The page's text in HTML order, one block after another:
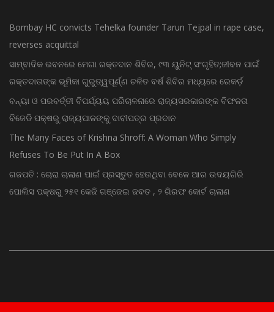
Bombay HC convicts Tehelka founder Tarun Tejpal in rape case,
reverses acquittal
ସାମ୍ବାଦିକ ଭବନରେ ମେଗା ରକ୍ତଦାନ ଶିବିର, ୯୩ ୟୁନିଟ୍ ସଂଗୃହିତ;ଜୀବନ ପାଇଁ
ରକ୍ତଦାତାଙ୍କ ଭୂମିକା ଗୁରୁତ୍ୱପୂର୍ଣ୍ଣ ଚଳିତ ବର୍ଷ ଶିବିର ମଧ୍ୟରେ ରେକର୍ଡ଼
ବନ୍ୟା ଓ ପରବର୍ତ୍ତୀ ବିପର୍ଯ୍ୟୟ ପରିଚାଳନାରେ ରାଜ୍ୟସରକାରଙ୍କ ବିଫଳତା
ବିଜେଡି ପକ୍ଷରୁ ରାଜ୍ୟପାଳଙ୍କୁ ଦାବୀପତ୍ର ପ୍ରଦାନ
The Many Faces of Krishna Shroff: A Woman Who Simply
Refuses To Be Put In A Box
ଗଜପତି : ଚୋରା ଚାଲାଣ ପାଇଁ ପ୍ରସ୍ତୁତ ହେଉଥିବା ବେଳେ ଆର ଉଦୟଗିରି
ପୋଲିସ ପକ୍ଷରୁ ୨୫୧ କେଜି ଗଞ୍ଜେଇ ଜବତ , ୨ ଗିରଫ କୋର୍ଟ ଚାଲାଣ